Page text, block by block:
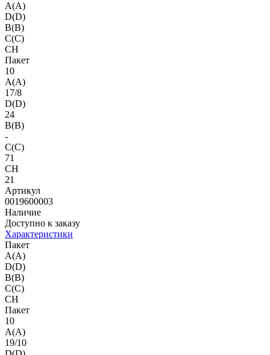
A(A)
D(D)
B(B)
C(C)
CH
Пакет
10
A(A)
17/8
D(D)
24
B(B)
-
C(C)
71
CH
21
Артикул
0019600003
Наличие
Доступно к заказу
Характеристики
Пакет
A(A)
D(D)
B(B)
C(C)
CH
Пакет
10
A(A)
19/10